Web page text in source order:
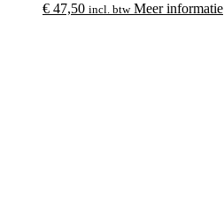
€ 47,50 incl. btw Meer informatie